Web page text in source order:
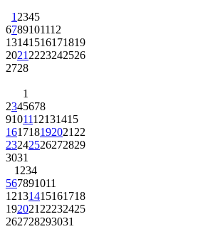
1 2345
6789101112
13141516171819
2021 2223242526
2728
1
2345678
9101112131415
161718192021 22
23242526272829
3031
1 234
567891011
12131415161718
192021 22232425
262728293031